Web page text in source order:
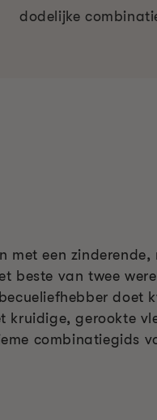
dodelijke
met een
beste van twee
doet
gerookte
combinatiegids